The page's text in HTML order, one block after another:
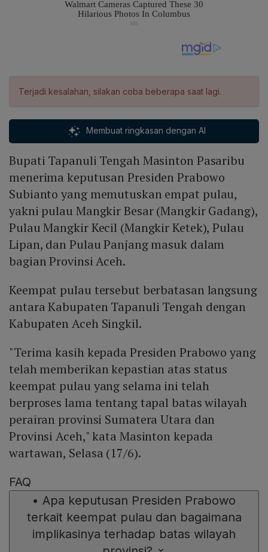
Terjadi kesalahan, silakan coba beberapa saat lagi.
Membuat ringkasan dengan AI
Bupati Tapanuli Tengah Masinton Pasaribu
menerima keputusan Presiden Prabowo
Subianto yang memutuskan empat pulau,
yakni pulau Mangkir Besar (Mangkir Gadang),
Pulau Mangkir Kecil (Mangkir Ketek), Pulau
Lipan, dan Pulau Panjang masuk dalam
bagian Provinsi Aceh.
Keempat pulau tersebut berbatasan langsung
antara Kabupaten Tapanuli Tengah dengan
Kabupaten Aceh Singkil.
"Terima kasih kepada Presiden Prabowo yang
telah memberikan kepastian atas status
keempat pulau yang selama ini telah
berproses lama tentang tapal batas wilayah
perairan provinsi Sumatera Utara dan
Provinsi Aceh," kata Masinton kepada
wartawan, Selasa (17/6).
FAQ
• Apa keputusan Presiden Prabowo
terkait keempat pulau dan bagaimana
implikasinya terhadap batas wilayah